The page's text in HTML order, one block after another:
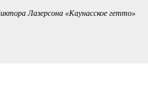
Лазерсона «Каунасское гетто»